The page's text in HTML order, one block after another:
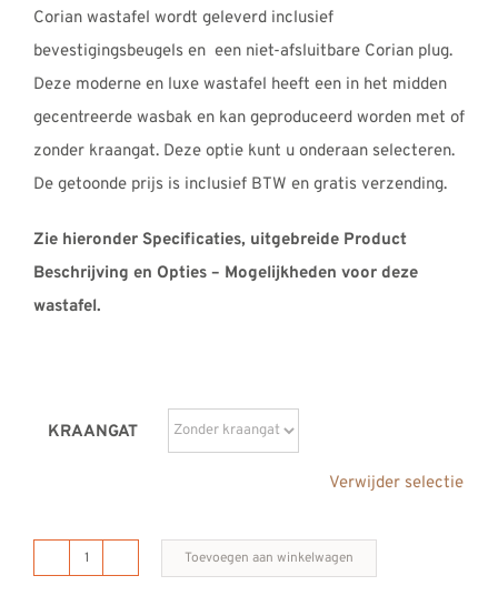
Corian wastafel wordt geleverd inclusief
bevestigingsbeugels en een niet-afsluitbare Corian plug.
Deze moderne en luxe wastafel heeft een in het midden
gecentreerde wasbak en kan geproduceerd worden met of
zonder kraangat. Deze optie kunt u onderaan selecteren.
De getoonde prijs is inclusief BTW en gratis verzending.
Zie hieronder Specificaties, uitgebreide Product
Beschrijving en Opties – Mogelijkheden voor deze
wastafel.
KRAANGAT
Verwijder selectie
B
Toevoegen aan winkelwagen